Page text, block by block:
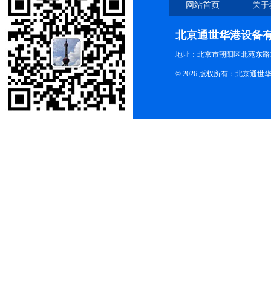
网站首页 关
北京通世华港设备
地址：北京市朝阳区北苑东路
© 2026 版权所有：北京通世